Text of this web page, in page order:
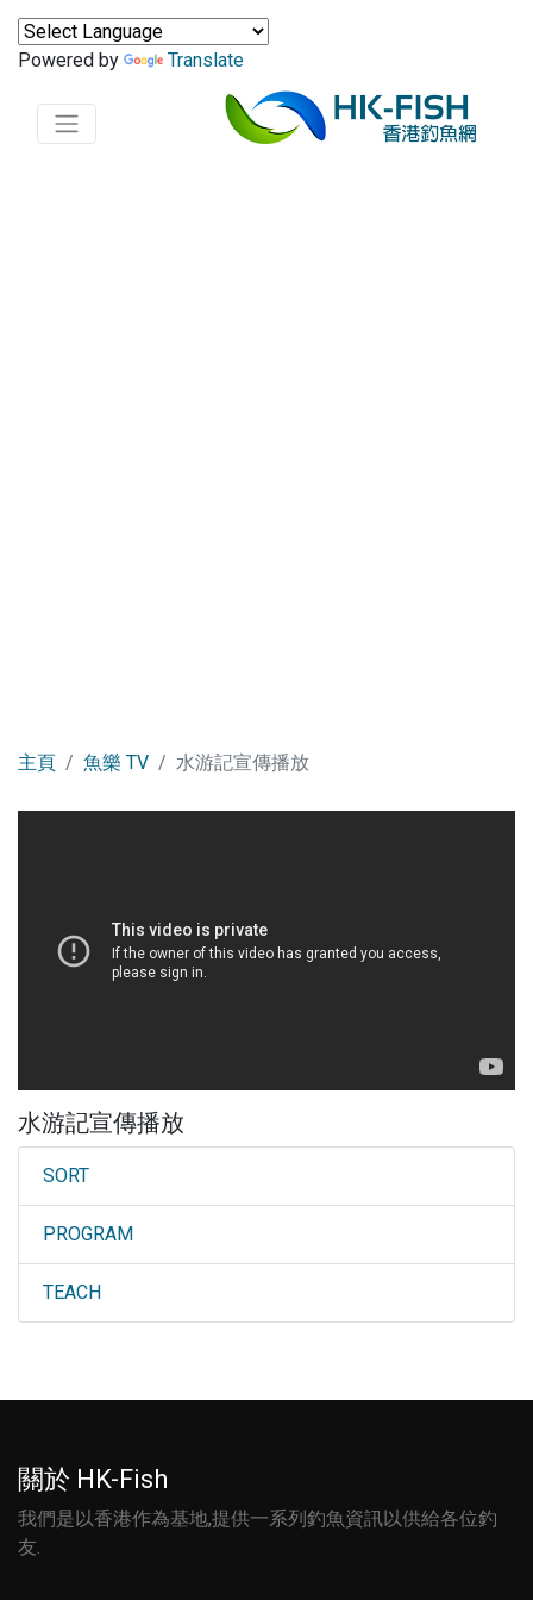
Powered by Translate
主頁 魚樂 TV 水游記宣傳播放
水游記宣傳播放
SORT
PROGRAM
TEACH
關於 HK-Fish
我們是以香港作為基地,提供一系列釣魚資訊以供給各位釣
友.